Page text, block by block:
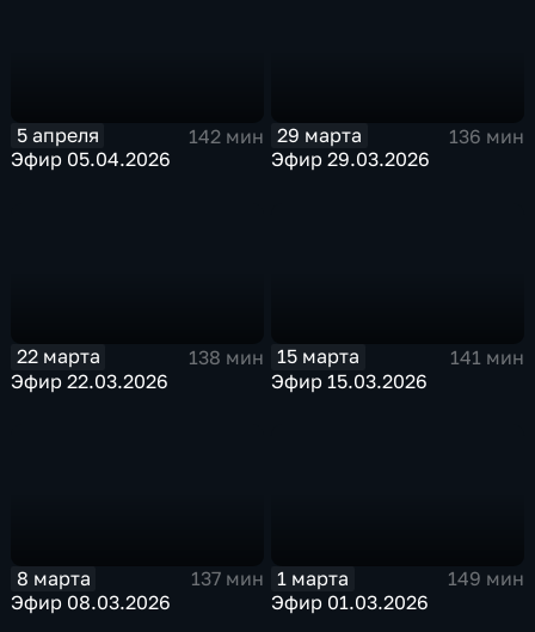
5 апреля
142 мин
Эфир 05.04.2026
29 марта
136 мин
Эфир 29.03.2026
22 марта
138 мин
Эфир 22.03.2026
15 марта
141 мин
Эфир 15.03.2026
8 марта
137 мин
Эфир 08.03.2026
1 марта
149 мин
Эфир 01.03.2026